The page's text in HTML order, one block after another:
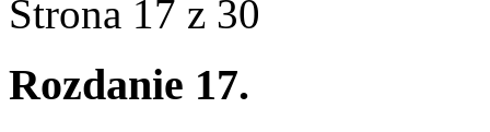
Strona 17 z 30
Rozdanie 17.